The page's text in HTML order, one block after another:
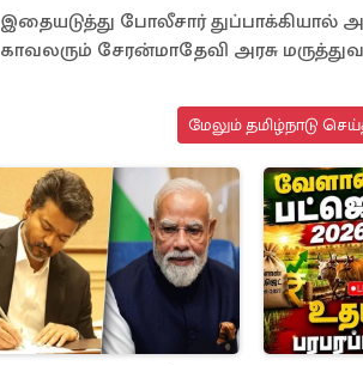
இதையடுத்து போலீசார் துப்பாக்கியால்
காவலரும் சேரன்மாதேவி அரசு
மேலும் தமிழ்நாடு